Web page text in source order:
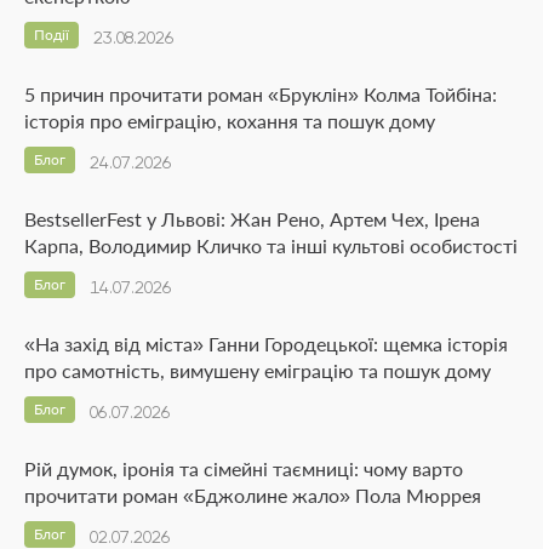
23.08.2026
Події
5 причин прочитати роман «Бруклін» Колма Тойбіна:
історія про еміграцію, кохання та пошук дому
24.07.2026
Блог
BestsellerFest у Львові: Жан Рено, Артем Чех, Ірена
Карпа, Володимир Кличко та інші культові особистості
14.07.2026
Блог
«На захід від міста» Ганни Городецької: щемка історія
про самотність, вимушену еміграцію та пошук дому
06.07.2026
Блог
Рій думок, іронія та сімейні таємниці: чому варто
прочитати роман «Бджолине жало» Пола Мюррея
02.07.2026
Блог